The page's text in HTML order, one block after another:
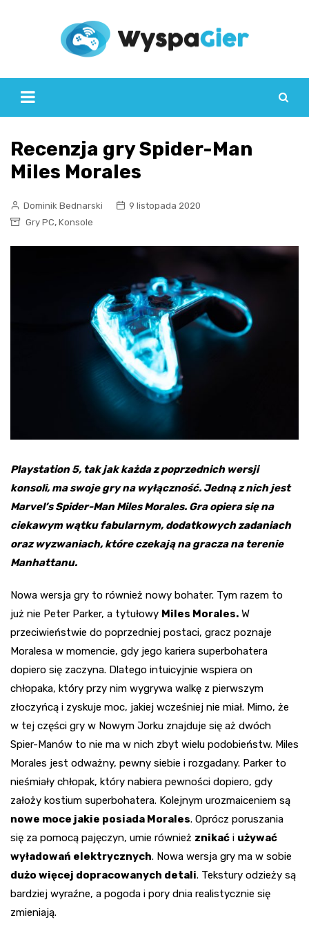
Recenzja gry Spider-Man
Miles Morales
Dominik Bednarski
9 listopada 2020
Gry PC, Konsole
Playstation 5, tak jak każda z poprzednich wersji
konsoli, ma swoje gry na wyłączność. Jedną z nich jest
Marvel’s Spider-Man Miles Morales. Gra opiera się na
ciekawym wątku fabularnym, dodatkowych zadaniach
oraz wyzwaniach, które czekają na gracza na terenie
Manhattanu.
Nowa wersja gry to również nowy bohater. Tym razem to
już nie Peter Parker, a tytułowy Miles Morales. W
przeciwieństwie do poprzedniej postaci, gracz poznaje
Moralesa w momencie, gdy jego kariera superbohatera
dopiero się zaczyna. Dlatego intuicyjnie wspiera on
chłopaka, który przy nim wygrywa walkę z pierwszym
złoczyńcą i zyskuje moc, jakiej wcześniej nie miał. Mimo, że
w tej części gry w Nowym Jorku znajduje się aż dwóch
Spier-Manów to nie ma w nich zbyt wielu podobieństw. Miles
Morales jest odważny, pewny siebie i rozgadany. Parker to
nieśmiały chłopak, który nabiera pewności dopiero, gdy
założy kostium superbohatera. Kolejnym urozmaiceniem są
nowe moce jakie posiada Morales. Oprócz poruszania
się za pomocą pajęczyn, umie również znikać i używać
wyładowań elektrycznych. Nowa wersja gry ma w sobie
dużo więcej dopracowanych detali. Tekstury odzieży są
bardziej wyraźne, a pogoda i pory dnia realistycznie się
zmieniają.